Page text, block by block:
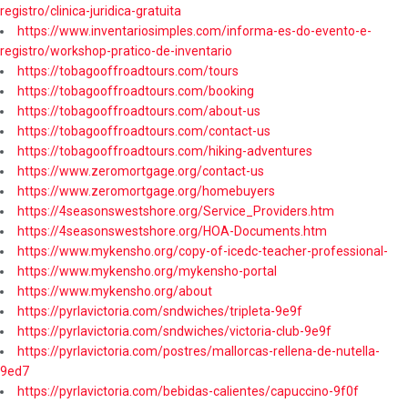
registro/clinica-juridica-gratuita
https://www.inventariosimples.com/informa-es-do-evento-e-
registro/workshop-pratico-de-inventario
https://tobagooffroadtours.com/tours
https://tobagooffroadtours.com/booking
https://tobagooffroadtours.com/about-us
https://tobagooffroadtours.com/contact-us
https://tobagooffroadtours.com/hiking-adventures
https://www.zeromortgage.org/contact-us
https://www.zeromortgage.org/homebuyers
https://4seasonswestshore.org/Service_Providers.htm
https://4seasonswestshore.org/HOA-Documents.htm
https://www.mykensho.org/copy-of-icedc-teacher-professional-
https://www.mykensho.org/mykensho-portal
https://www.mykensho.org/about
https://pyrlavictoria.com/sndwiches/tripleta-9e9f
https://pyrlavictoria.com/sndwiches/victoria-club-9e9f
https://pyrlavictoria.com/postres/mallorcas-rellena-de-nutella-
9ed7
https://pyrlavictoria.com/bebidas-calientes/capuccino-9f0f